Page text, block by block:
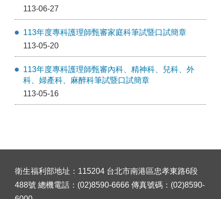
113-06-27
113年度專科護理師甄審家庭科筆試暨口試簡章
113-05-20
113年度專科護理師甄審內科、精神科、兒科、外
科、婦產科、麻醉科筆試暨口試簡章
113-05-16
衛生福利部地址：115204 台北市南港區忠孝東路6段
488號 總機電話：(02)8590-6666 傳真號碼：(02)8590-